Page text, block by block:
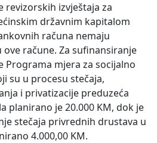
revizorskih izvještaja za
državnim kapitalom
računa nemaju
račune. Za sufinansiranje
Programa mjera za socijalno
su u procesu stečaja,
i privatizacije preduzeća
planirano je 20.000 KM, dok je
stečaja privrednih drustava u
4.000,00 KM.